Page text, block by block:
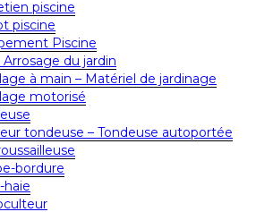
piscine
piscine
Piscine
du jardin
à main – Matériel de jardinage
motorisé
tondeuse – Tondeuse autoportée
bordure
haie